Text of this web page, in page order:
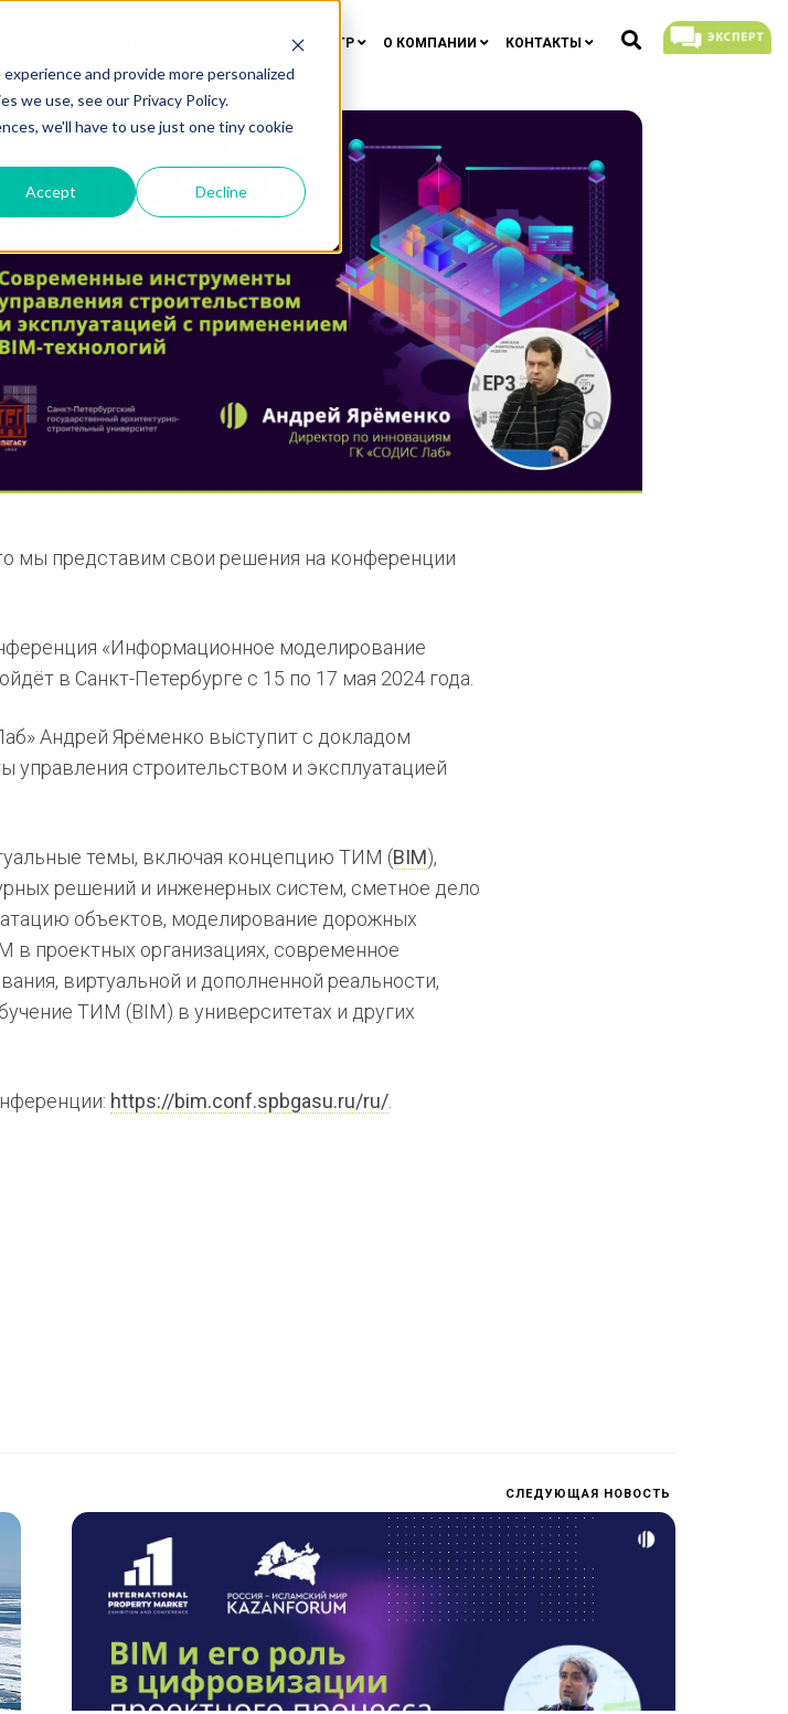
and provide more personalized
we use, see our Privacy Policy.
we'll have to use just one tiny cookie
Accept Decline
МЕДИАЦЕНТР О КОМПАНИИ КОНТАКТЫ
мы представим свои решения на конференции
«Информационное моделирование
в Санкт-Петербурге с 15 по 17 мая 2024 года.
Андрей Ярёменко выступит с докладом
управления строительством и эксплуатацией
темы, включая концепцию ТИМ (BIM),
решений и инженерных систем, сметное дело
объектов, моделирование дорожных
в проектных организациях, современное
виртуальной и дополненной реальности,
ТИМ (BIM) в университетах и других
https://bim.conf.spbgasu.ru/ru/.
СЛЕДУЮЩАЯ НОВОСТЬ